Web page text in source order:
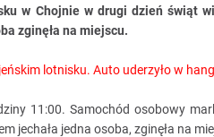
w Chojnie w drugi dzień świąt
zginęła na miejscu.
lotnisku. Auto uderzyło w
11:00. Samochód osobowy
jechała jedna osoba, zginęła na